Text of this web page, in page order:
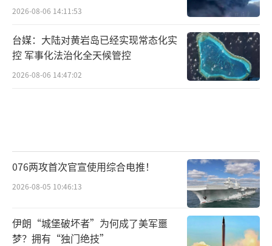
2026-08-06 14:11:53
台媒：大陆对黄岩岛已经实现常态化实
控 军事化法治化全天候管控
2026-08-06 14:47:02
076两攻首次官宣使用综合电推！
2026-08-05 10:46:13
伊朗“城堡破坏者”为何成了美军噩
梦？拥有“独门绝技”